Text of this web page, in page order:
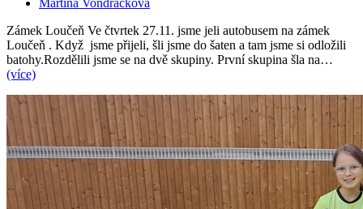
Martina Vondráčková
Zámek Loučeň Ve čtvrtek 27.11. jsme jeli autobusem na zámek
Loučeň . Když jsme přijeli, šli jsme do šaten a tam jsme si odložili
batohy.Rozdělili jsme se na dvě skupiny. První skupina šla na…
(více)